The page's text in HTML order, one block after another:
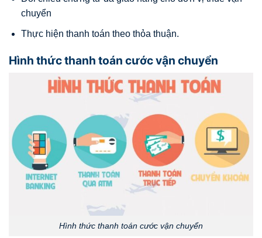
chuyển
Thực hiện thanh toán theo thỏa thuận.
Hình thức thanh toán cước vận chuyển
Hình thức thanh toán cước vận chuyển